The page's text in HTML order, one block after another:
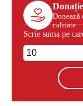
Donează
calitate
Scrie suma pe